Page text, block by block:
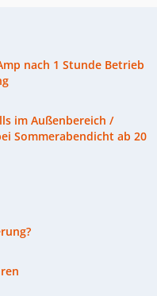
nach 1 Stunde Betrieb
im Außenbereich /
Sommerabendicht ab 20